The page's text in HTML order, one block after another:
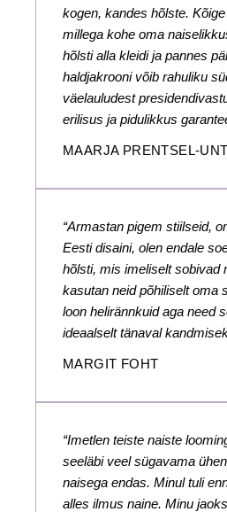
kogen, kandes hõlste.
millega kohe oma
hõlsti alla kleidi ja pannes
haldjakrooni võib rahuliku
väelauludest
erilisus ja pidulikkus
MAARJA PRENTSEL-UNT
“Armastan pigem stiilseid,
Eesti disaini, olen endale
hõlsti, mis imeliselt sobivad
kasutan neid põhiliselt oma
loon helirännkuid aga need
ideaalselt tänaval
MARGIT FOHT
“Imetlen teiste naiste
seeläbi veel sügavama
naisega endas. Minul tuli
alles ilmus naine. Minu